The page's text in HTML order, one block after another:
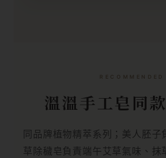
RECOMMENDED
溫溫手工皂同
同品牌植物精萃系列；美人胚子
草除穢皂負責端午艾草氣味、抹